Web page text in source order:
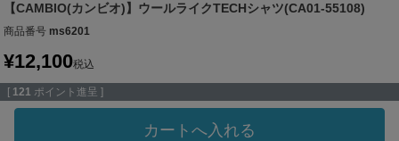
【CAMBIO(カンビオ)】ウールライクTECHシャツ(CA01-55108)
商品番号 ms6201
¥12,100税込
[ 121 ポイント進呈 ]
カートへ入れる